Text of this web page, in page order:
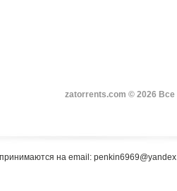
zatorrents.com © 2026
на email: